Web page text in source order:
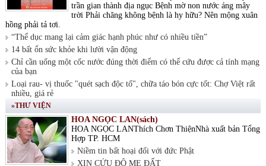
trần gian thành địa ngục Bệnh mờ non nước áng mây
trời Phải chăng không bệnh là hy hữu? Nên mộng xuân
hồng phải tả tơi.
“Thể dục mang lại cảm giác hạnh phúc như có nhiều tiền”
14 bất ổn sức khỏe khi lười vận động
Chỉ cần uống một cốc nước đúng thời điểm có thể cứu được cả tính mạng
của bạn
Loại rau- vị thuốc "quét sạch độc tố", chữa táo bón cực tốt: Chợ Việt rất
nhiều, giá rẻ
»THƯ VIỆN
HOA NGỌC LAN(sách)
HOA NGỌC LANThích Chơn ThiệnNhà xuất bản Tổng
Hợp TP. HCM
Niềm tin bất hoại đối với đức Phật
XIN CỨU ĐỘ MẸ ĐẤT